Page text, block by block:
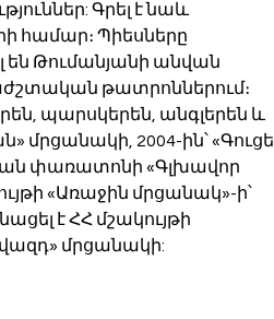
Գրել է նաև
համար։ Պիեսները
են Թումանյանի անվան
թատրոններում։
պարսկերեն, անգլերեն և
մրցանակի, 2004-ին՝ «Գուցե
փառատոնի «Գլխավոր
«Առաջին մրցանակ»-ի՝
է ՀՀ մշակույթի
մրցանակի: